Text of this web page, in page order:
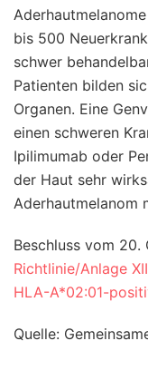
bis 500
schwer
Patienten bilden
Organen. Eine
einen schweren
Ipilimumab oder
der Haut sehr
Aderhautmelanom
Beschluss vom
Richtlinie/Anlage
HLA-A*02:01-
Quelle: